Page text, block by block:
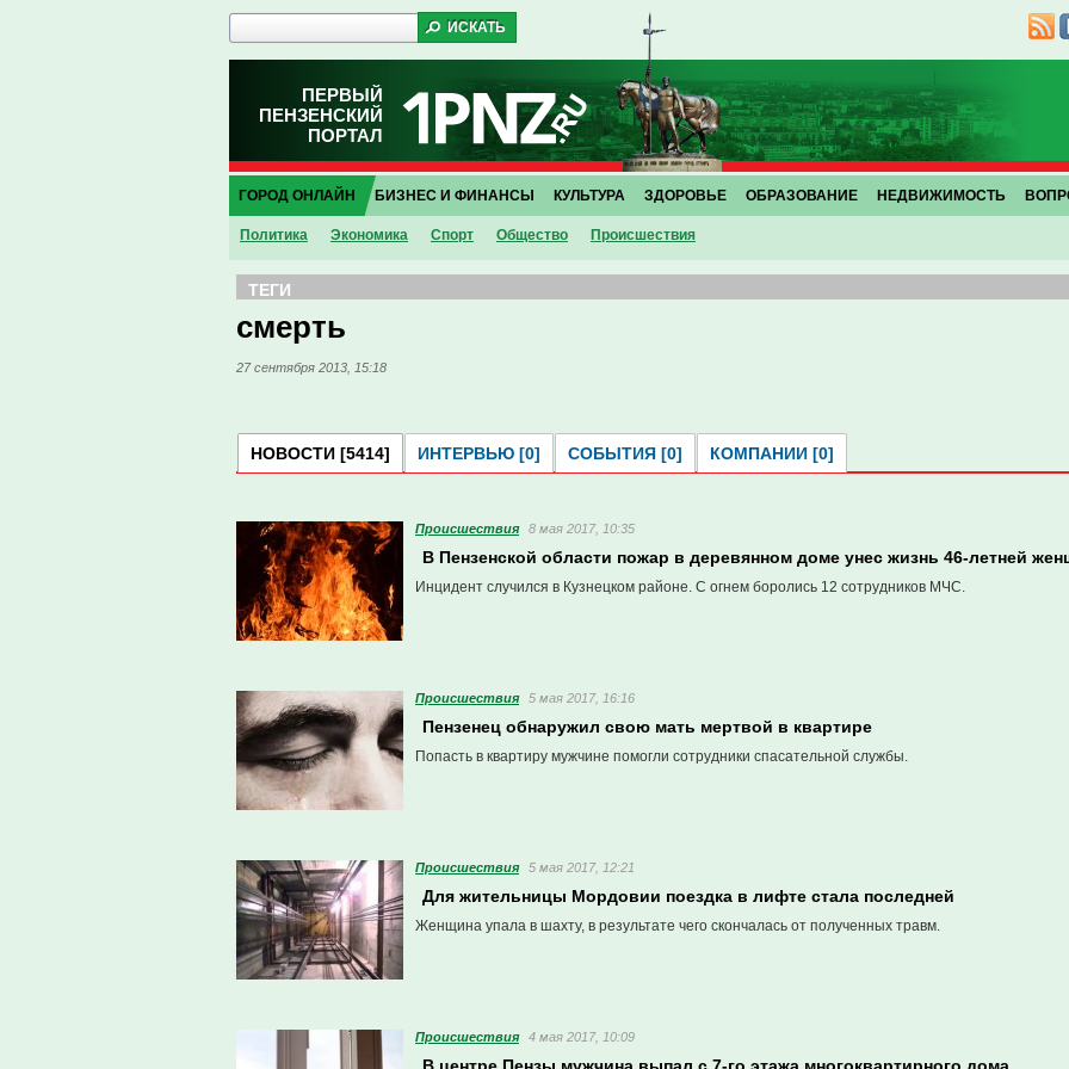
ПЕРВЫЙ
ПЕНЗЕНСКИЙ
ПОРТАЛ
ГОРОД ОНЛАЙН
Политика Экономика Спорт Общество Проиcшествия
БИЗНЕС И ФИНАНСЫ КУЛЬТУРА ЗДОРОВЬЕ ОБРАЗОВАНИЕ НЕДВИЖИМОСТЬ
ТЕГИ
смерть
27 сентября 2013, 15:18
НОВОСТИ [5414] ИНТЕРВЬЮ [0] СОБЫТИЯ [0] КОМПАНИИ [0]
Проиcшествия 8 мая 2017, 10:35
В Пензенской области пожар в деревянном доме унес жизнь 46-летней
Инцидент случился в Кузнецком районе. С огнем боролись 12 сотрудников МЧС.
Проиcшествия 5 мая 2017, 16:16
Пензенец обнаружил свою мать мертвой в квартире
Попасть в квартиру мужчине помогли сотрудники спасательной службы.
Проиcшествия 5 мая 2017, 12:21
Для жительницы Мордовии поездка в лифте стала последней
Женщина упала в шахту, в результате чего скончалась от полученных травм.
Проиcшествия 4 мая 2017, 10:09